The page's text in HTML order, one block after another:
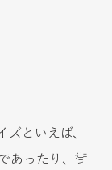
ズといえば、
あったり、街